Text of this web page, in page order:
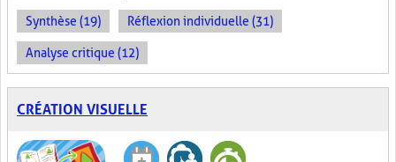
Synthèse (19) Réflexion individuelle (31)
Analyse critique (12)
CRÉATION VISUELLE